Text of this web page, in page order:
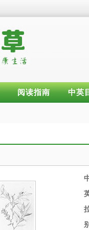
阅读指南 中英